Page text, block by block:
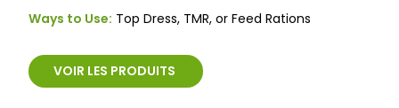
Ways to Use: Top Dress, TMR, or Feed Rations
VOIR LES PRODUITS